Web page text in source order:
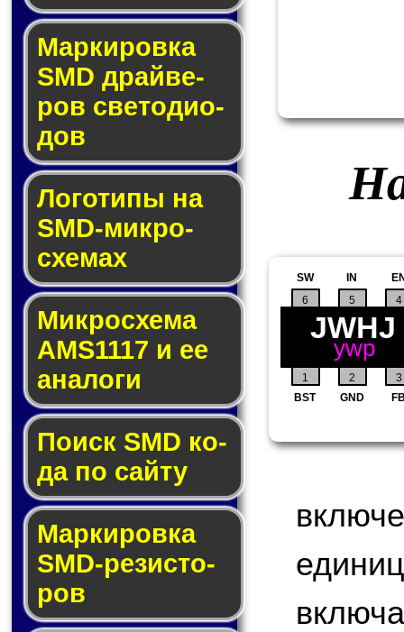
Маркировка
SMD драй­ве­
ров све­то­ди­о­
дов
Логотипы на
SMD-мик­ро­
схе­мах
Микросхема
AMS1117 и ее
ана­ло­ги
Поиск SMD ко­
да по сай­ту
Маркировка
SMD-ре­зис­то­
ров
1 2 3
4
BST GND
IN
5
6
SW
JWHJ
ywp